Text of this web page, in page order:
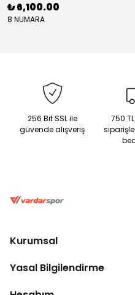
₺ 6,100.00
8 NUMARA
256 Bit SSL ile
güvende alışveriş
750
Kurumsal
Yasal Bilgilendirme